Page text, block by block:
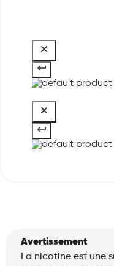
Avertissement
La nicotine est une